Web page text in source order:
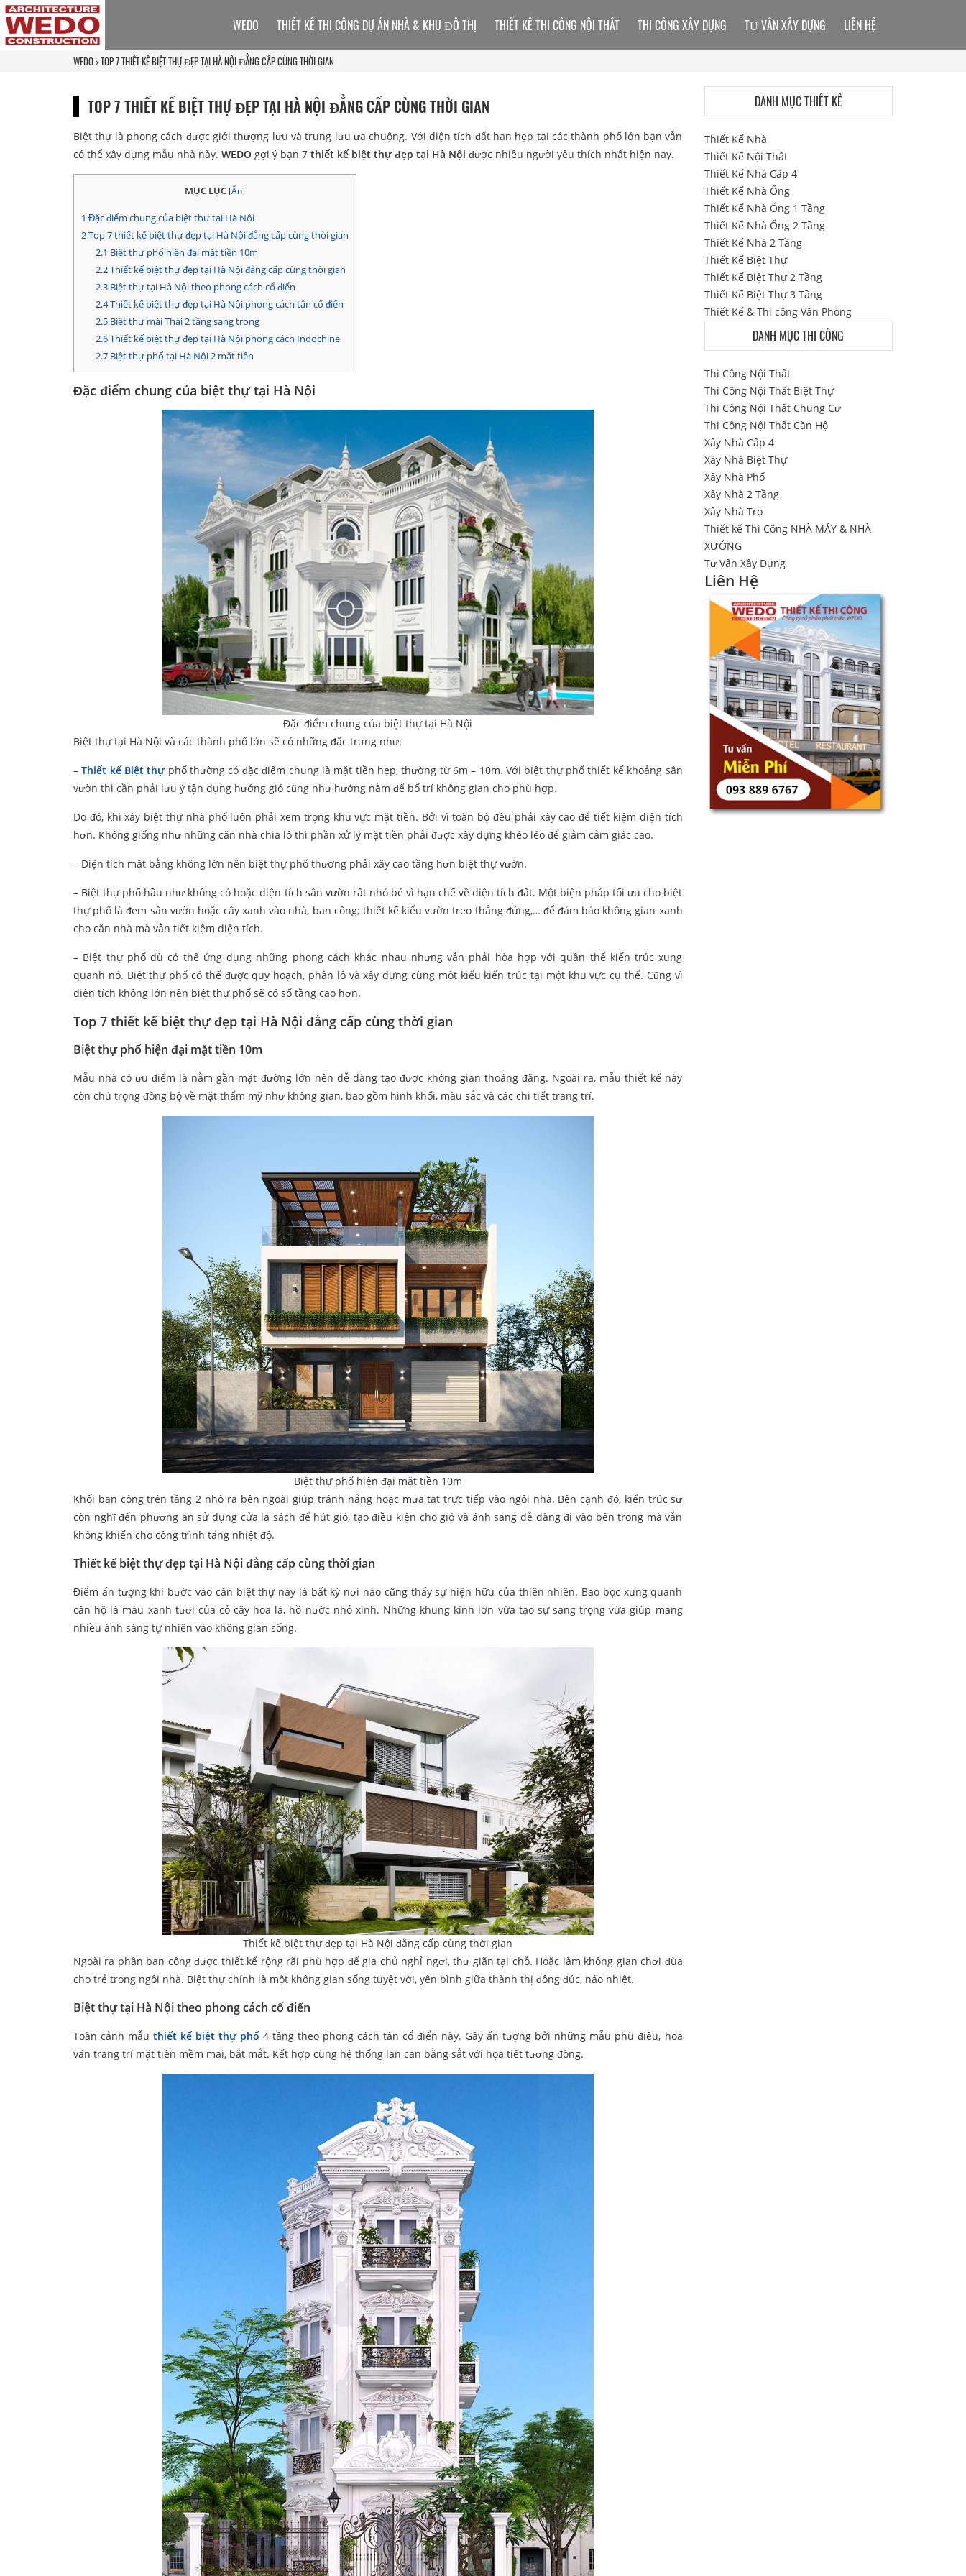
WEDO TOP 7 THIẾT KẾ BIỆT THỰ ĐẸP TẠI HÀ NỘI ĐẲNG CẤP CÙNG THỜI GIAN
TOP 7 THIẾT KẾ BIỆT THỰ ĐẸP TẠI HÀ NỘI ĐẲNG CẤP CÙNG THỜI GIAN
Biệt thự là phong cách được giới thượng lưu và trung lưu ưa chuộng. Với diện tích đất hạn hẹp tại các thành phố lớn bạn vẫn
có thể xây dựng mẫu nhà này. WEDO gợi ý bạn 7 thiết kế biệt thự đẹp tại Hà Nội được nhiều người yêu thích nhất hiện nay.
MỤC LỤC [Ẩn]
1 Đặc điểm chung của biệt thự tại Hà Nội
2Top 7 thiết kế biệt thự đẹp tại Hà Nội đẳng cấp cùng thời gian
2.1 Biệt thự phố hiện đại mặt tiền 10m
2.2Thiết kế biệt thự đẹp tại Hà Nội đẳng cấp cùng thời gian
2.3Biệt thự tại Hà Nội theo phong cách cổ điển
2.4Thiết kế biệt thự đẹp tại Hà Nội phong cách tân cổ điển
2.5Biệt thự mái Thái 2 tầng sang trọng
2.6Thiết kế biệt thự đẹp tại Hà Nội phong cách Indochine
2.7Biệt thự phố tại Hà Nội 2 mặt tiền
Đặc điểm chung của biệt thự tại Hà Nội
Đặc điểm chung của biệt thự tại Hà Nội
Biệt thự tại Hà Nội và các thành phố lớn sẽ có những đặc trưng như:
–Thiết kế Biệt thự phố thường có đặc điểm chung là mặt tiền hẹp, thường từ 6m – 10m. Với biệt thự phố thiết kế khoảng sân
vườn thì cần phải lưu ý tận dụng hướng gió cũng như hướng nằm để bố trí không gian cho phù hợp.
Do đó, khi xây biệt thự nhà phố luôn phải xem trọng khu vực mặt tiền. Bởi vì toàn bộ đều phải xây cao để tiết kiệm diện tích
hơn. Không giống như những căn nhà chia lô thì phần xử lý mặt tiền phải được xây dựng khéo léo để giảm cảm giác cao.
– Diện tích mặt bằng không lớn nên biệt thự phố thường phải xây cao tầng hơn biệt thự vườn.
– Biệt thự phố hầu như không có hoặc diện tích sân vườn rất nhỏ bé vì hạn chế về diện tích đất. Một biện pháp tối ưu cho biệt
thự phố là đem sân vườn hoặc cây xanh vào nhà, ban công; thiết kế kiểu vườn treo thẳng đứng,… để đảm bảo không gian xanh
cho căn nhà mà vẫn tiết kiệm diện tích.
– Biệt thự phố dù có thể ứng dụng những phong cách khác nhau nhưng vẫn phải hòa hợp với quần thể kiến trúc xung
quanh nó. Biệt thự phố có thể được quy hoạch, phân lô và xây dựng cùng một kiểu kiến trúc tại một khu vực cụ thể. Cũng vì
diện tích không lớn nên biệt thự phố sẽ có số tầng cao hơn.
Top 7 thiết kế biệt thự đẹp tại Hà Nội đẳng cấp cùng thời gian
Biệt thự phố hiện đại mặt tiền 10m
Mẫu nhà có ưu điểm là nằm gần mặt đường lớn nên dễ dàng tạo được không gian thoáng đãng. Ngoài ra, mẫu thiết kế này
còn chú trọng đồng bộ về mặt thẩm mỹ như không gian, bao gồm hình khối, màu sắc và các chi tiết trang trí.
Biệt thự phố hiện đại mặt tiền 10m
Khối ban công trên tầng 2 nhô ra bên ngoài giúp tránh nắng hoặc mưa tạt trực tiếp vào ngôi nhà. Bên cạnh đó, kiến trúc sư
còn nghĩ đến phương án sử dụng cửa lá sách để hút gió, tạo điều kiện cho gió và ánh sáng dễ dàng đi vào bên trong mà vẫn
không khiến cho công trình tăng nhiệt độ.
Thiết kế biệt thự đẹp tại Hà Nội đẳng cấp cùng thời gian
Điểm ấn tượng khi bước vào căn biệt thự này là bất kỳ nơi nào cũng thấy sự hiện hữu của thiên nhiên. Bao bọc xung quanh
căn hộ là màu xanh tươi của cỏ cây hoa lá, hồ nước nhỏ xinh. Những khung kính lớn vừa tạo sự sang trọng vừa giúp mang
nhiều ánh sáng tự nhiên vào không gian sống.
Thiết kế biệt thự đẹp tại Hà Nội đẳng cấp cùng thời gian
Ngoài ra phần ban công được thiết kế rộng rãi phù hợp để gia chủ nghỉ ngơi, thư giãn tại chỗ. Hoặc làm không gian chơi đùa
cho trẻ trong ngôi nhà. Biệt thự chính là một không gian sống tuyệt vời, yên bình giữa thành thị đông đúc, náo nhiệt.
Biệt thự tại Hà Nội theo phong cách cổ điển
Toàn cảnh mẫuthiết kế biệt thự phố 4 tầng theo phong cách tân cổ điển này. Gây ấn tượng bởi những mẫu phù điêu, hoa
văn trang trí mặt tiền mềm mại, bắt mắt. Kết hợp cùng hệ thống lan can bằng sắt với họa tiết tương đồng.
WEDO THIẾT KẾ THI CÔNG DỰ ÁN NHÀ & KHU ĐÔ THỊ THIẾT KẾ THI CÔNG NỘI THẤT THI CÔNG XÂY DỰNG TƯ VẤN XÂY DỰNG LIÊN HỆ
DANH MỤC THIẾT KẾ
Thiết Kế Nhà
Thiết Kế Nội Thất
Thiết Kế Nhà Cấp 4
Thiết Kế Nhà Ống
Thiết Kế Nhà Ống 1 Tầng
Thiết Kế Nhà Ống 2 Tầng
Thiết Kế Nhà 2 Tầng
Thiết Kế Biệt Thự
Thiết Kế Biệt Thự 2 Tầng
Thiết Kế Biệt Thự 3 Tầng
Thiết Kế & Thi công Văn Phòng
DANH MỤC THI CÔNG
Thi Công Nội Thất
Thi Công Nội Thất Biệt Thự
Thi Công Nội Thất Chung Cư
Thi Công Nội Thất Căn Hộ
Xây Nhà Cấp 4
Xây Nhà Biệt Thự
Xây Nhà Phố
Xây Nhà 2 Tầng
Xây Nhà Trọ
Thiết kế Thi Công NHÀ MÁY & NHÀ
XƯỞNG
Tư Vấn Xây Dựng
Liên Hệ